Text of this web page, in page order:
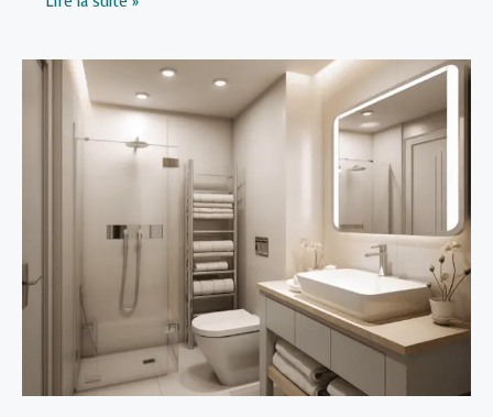
cuisine
comment
confort
optimal